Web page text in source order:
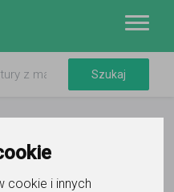
cookie i innych